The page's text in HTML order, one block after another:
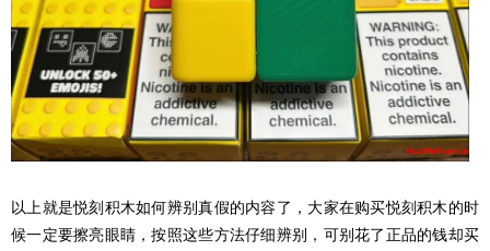
以上就是悦刻积木如何辨别真假的内容了，大家在购买悦刻积木的时
候一定要擦亮眼睛，按照这些方法仔细辨别，可别花了正品的钱却买